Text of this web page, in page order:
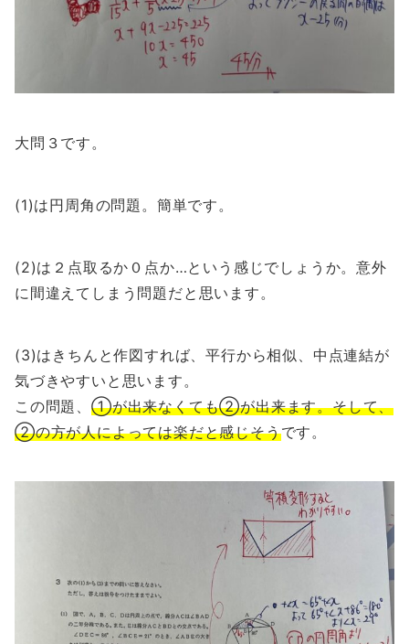
大問３です。
(1)は円周角の問題。簡単です。
(2)は２点取るか０点か…という感じでしょうか。意外
に間違えてしまう問題だと思います。
(3)はきちんと作図すれば、平行から相似、中点連結が
気づきやすいと思います。
この問題、 ①が出来なくても②が出来ます。そして、
②の方が人によっては楽だと感じそうです。